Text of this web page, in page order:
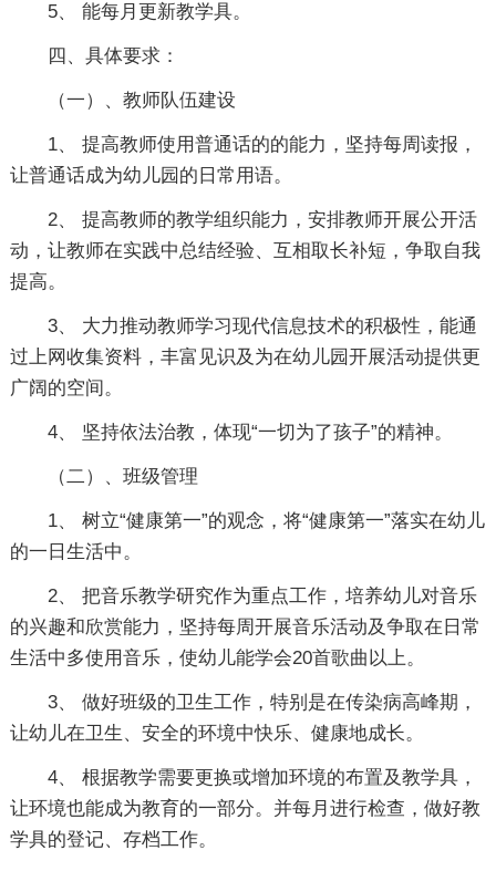
5、 能每月更新教学具。
四、具体要求：
（一）、教师队伍建设
1、 提高教师使用普通话的的能力，坚持每周读报，
让普通话成为幼儿园的日常用语。
2、 提高教师的教学组织能力，安排教师开展公开活
动，让教师在实践中总结经验、互相取长补短，争取自我
提高。
3、 大力推动教师学习现代信息技术的积极性，能通
过上网收集资料，丰富见识及为在幼儿园开展活动提供更
广阔的空间。
4、 坚持依法治教，体现“一切为了孩子”的精神。
（二）、班级管理
1、 树立“健康第一”的观念，将“健康第一”落实在幼儿
的一日生活中。
2、 把音乐教学研究作为重点工作，培养幼儿对音乐
的兴趣和欣赏能力，坚持每周开展音乐活动及争取在日常
生活中多使用音乐，使幼儿能学会20首歌曲以上。
3、 做好班级的卫生工作，特别是在传染病高峰期，
让幼儿在卫生、安全的环境中快乐、健康地成长。
4、 根据教学需要更换或增加环境的布置及教学具，
让环境也能成为教育的一部分。并每月进行检查，做好教
学具的登记、存档工作。